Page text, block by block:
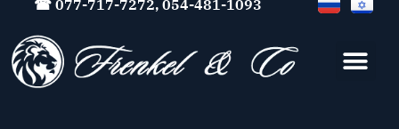
☎ 077-717-7272, 054-481-1093